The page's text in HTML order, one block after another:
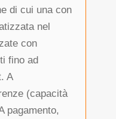
di cui una con
nel
con
fino ad
A
(capacità
pagamento,